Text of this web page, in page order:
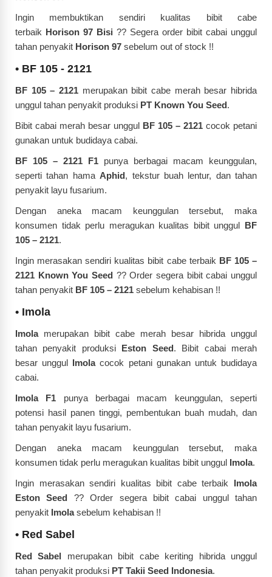
Ingin membuktikan sendiri kualitas bibit cabe
terbaik Horison 97 Bisi ?? Segera order bibit cabai unggul
tahan penyakit Horison 97 sebelum out of stock !!
• BF 105 - 2121
BF 105 – 2121 merupakan bibit cabe merah besar hibrida
unggul tahan penyakit produksi PT Known You Seed.
Bibit cabai merah besar unggul BF 105 – 2121 cocok petani
gunakan untuk budidaya cabai.
BF 105 – 2121 F1 punya berbagai macam keunggulan,
seperti tahan hamaAphid, tekstur buah lentur, dan tahan
penyakit layu fusarium.
Dengan aneka macam keunggulan tersebut, maka
konsumen tidak perlu meragukan kualitas bibit unggul BF
105 – 2121.
Ingin merasakan sendiri kualitas bibit cabe terbaik BF 105 –
2121 Known You Seed ?? Order segera bibit cabai unggul
tahan penyakit BF 105 – 2121 sebelum kehabisan !!
• Imola
Imolamerupakan bibit cabe merah besar hibrida unggul
tahan penyakit produksi Eston Seed. Bibit cabai merah
besar unggul Imolacocok petani gunakan untuk budidaya
cabai.
Imola F1 punya berbagai macam keunggulan, seperti
potensi hasil panen tinggi, pembentukan buah mudah, dan
tahan penyakit layu fusarium.
Dengan aneka macam keunggulan tersebut, maka
konsumen tidak perlu meragukan kualitas bibit unggul Imola.
Ingin merasakan sendiri kualitas bibit cabe terbaik Imola
Eston Seed ?? Order segera bibit cabai unggul tahan
penyakit Imolasebelum kehabisan !!
• Red Sabel
Red Sabel merupakan bibit cabe keriting hibrida unggul
tahan penyakit produksi PT Takii Seed Indonesia.